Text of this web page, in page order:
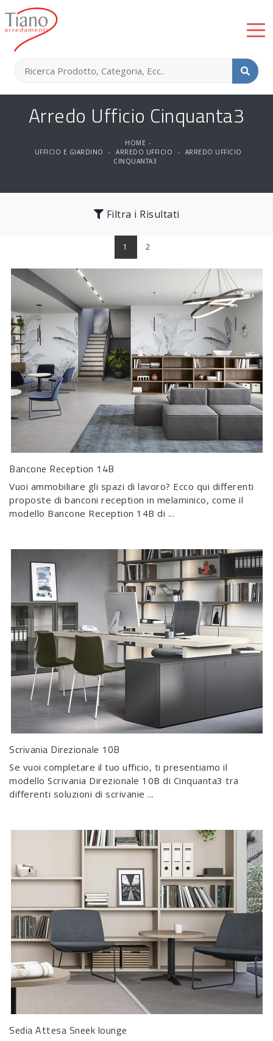
Arredo Ufficio Cinquanta3
HOME -
UFFICIO E GIARDINO
- ARREDO UFFICIO -
ARREDO UFFICIO
CINQUANTA3
Filtra i Risultati
1 2
Bancone Reception 14B
Vuoi ammobiliare gli spazi di lavoro? Ecco qui differenti
proposte di banconi reception in melaminico, come il
modello Bancone Reception 14B di ...
Scrivania Direzionale 10B
Se vuoi completare il tuo ufficio, ti presentiamo il
modello Scrivania Direzionale 10B di Cinquanta3 tra
differenti soluzioni di scrivanie ...
Sedia Attesa Sneek lounge